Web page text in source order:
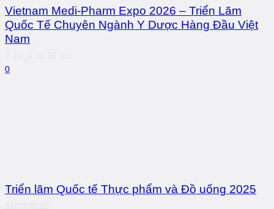
Vietnam Medi-Pharm Expo 2026 – Triển Lãm
Quốc Tế Chuyên Ngành Y Dược Hàng Đầu Việt
Nam
0
Triển lãm Quốc tế Thực phẩm và Đồ uống 2025